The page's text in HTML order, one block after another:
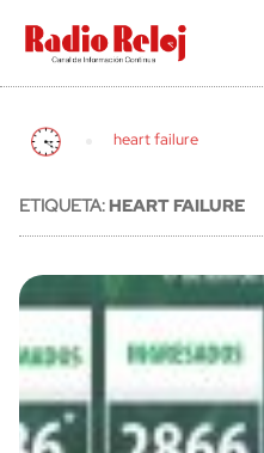
cerrar
heart failure
ETIQUETA:HEART FAILURE